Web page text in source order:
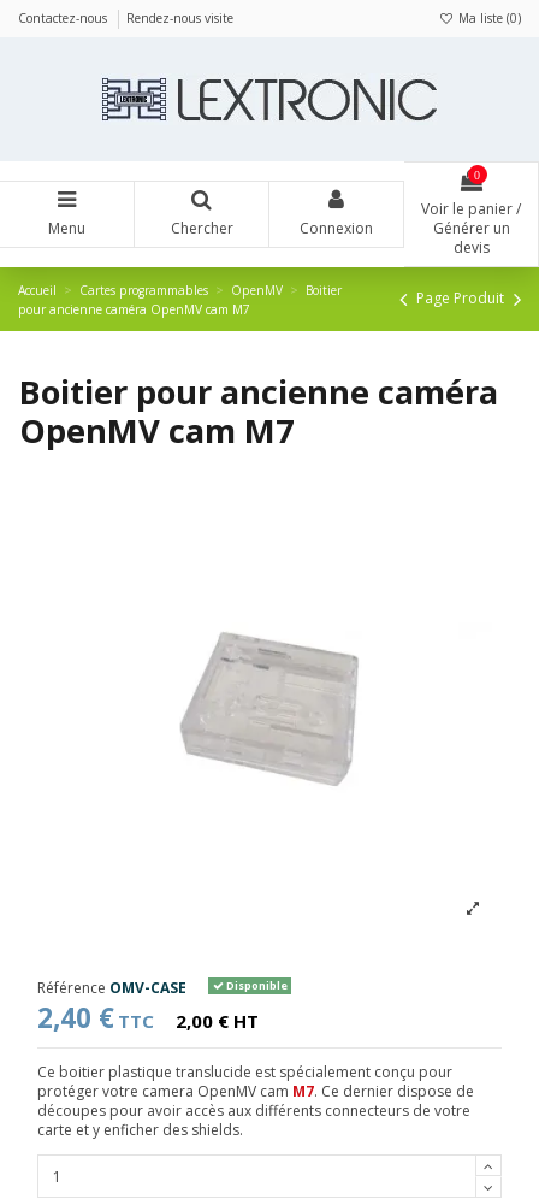
Contactez-nous Rendez-nous visite Ma liste (0)
Menu Chercher Connexion
0
Voir le panier /
Générer un
devis
Accueil Cartes programmables OpenMV
Boitier
pour ancienne caméra OpenMV cam M7
Page Produit
Boitier pour ancienne caméra
OpenMV cam M7
Référence OMV-CASE Disponible
2,40 € TTC 2,00 € HT
Ce boitier plastique translucide est spécialement conçu pour
protéger votre camera OpenMV cam M7. Ce dernier dispose de
découpes pour avoir accès aux différents connecteurs de votre
carte et y enficher des shields.
Panneau de gestion des cookies